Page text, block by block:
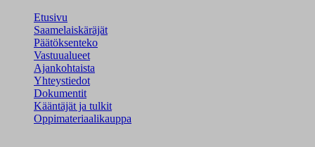
Etusivu
Saamelaiskäräjät
Päätöksenteko
Vastuualueet
Ajankohtaista
Yhteystiedot
Dokumentit
Kääntäjät ja tulkit
Oppimateriaalikauppa